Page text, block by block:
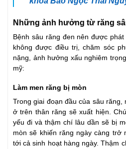
Những ảnh hưởng từ răng
Bệnh sâu răng đen nên được
không được điều trị, chăm sóc
nặng, ảnh hưởng xấu nghiêm
mỹ:
Làm men răng bị mòn
Trong giai đoạn đầu của sâu răng,
ở trên thân răng sẽ xuất hiện.
yếu đi và thậm chí lâu dần sẽ bị
mòn sẽ khiến răng ngày càng trở
tới cả sinh hoạt hàng ngày. Thậm